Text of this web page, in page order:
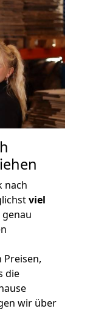
nach
viel
genau
Preisen,
die
wir über